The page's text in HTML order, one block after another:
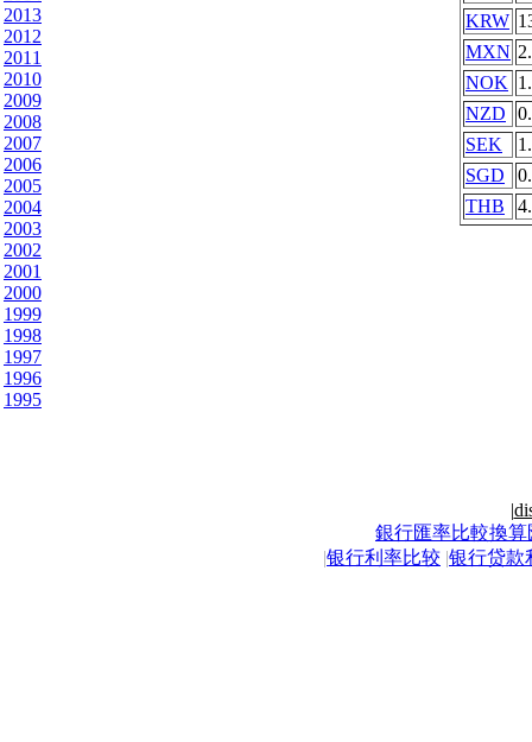
2013
2012
2011
2010
2009
2008
2007
2006
2005
2004
2003
2002
2001
2000
1999
1998
1997
1996
1995
KRW
MXN
NOK
NZD
SEK
SGD
THB
|
銀行匯率比較換算
|银行利率比较 |银行贷款